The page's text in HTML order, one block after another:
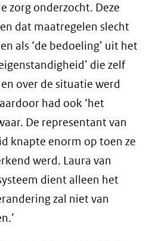
zorg onderzocht. Deze
dat maatregelen slecht
als ‘de bedoeling’ uit het
die zelf
over de situatie werd
had ook ‘het
De representant van
knapte enorm op toen ze
werd. Laura van
dient alleen het
zal niet van